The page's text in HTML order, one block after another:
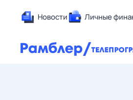
Новости Личные